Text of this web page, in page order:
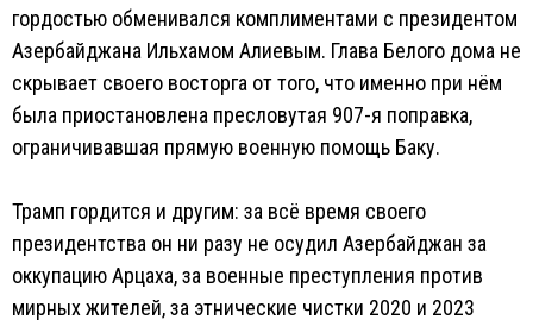
гордостью обменивался комплиментами с президентом
Азербайджана Ильхамом Алиевым. Глава Белого дома не
скрывает своего восторга от того, что именно при нём
была приостановлена пресловутая 907-я поправка,
ограничивавшая прямую военную помощь Баку.
Трамп гордится и другим: за всё время своего
президентства он ни разу не осудил Азербайджан за
оккупацию Арцаха, за военные преступления против
мирных жителей, за этнические чистки 2020 и 2023